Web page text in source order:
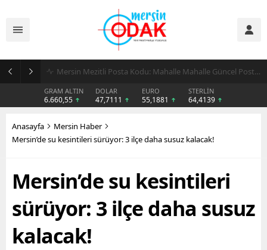
Günlük Stil İçin Erkek Sneaker Önerileri
GRAM ALTIN
6.660,55
DOLAR
47,7111
EURO
55,1881
STERLİN
64,4139
Anasayfa
Mersin Haber
Mersin’de su kesintileri sürüyor: 3 ilçe daha susuz kalacak!
Mersin’de su kesintileri
sürüyor: 3 ilçe daha susuz
kalacak!